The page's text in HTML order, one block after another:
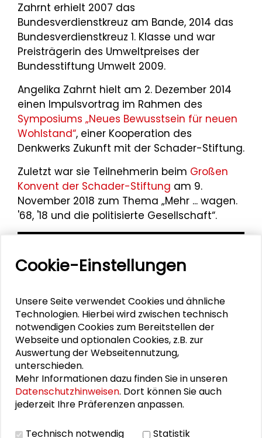
Zahrnt erhielt 2007 das
Bundesverdienstkreuz am Bande, 2014 das
Bundesverdienstkreuz 1. Klasse und war
Preisträgerin des Umweltpreises der
Bundesstiftung Umwelt 2009.
Angelika Zahrnt hielt am 2. Dezember 2014
einen Impulsvortrag im Rahmen des
Symposiums „Neues Bewusstsein für neuen
Wohlstand“, einer Kooperation des
Denkwerks Zukunft mit der Schader-Stiftung.
Zuletzt war sie Teilnehmerin beim Großen
Konvent der Schader-Stiftung am 9.
November 2018 zum Thema „Mehr ... wagen.
'68, '18 und die politisierte Gesellschaft“.
Personen im Kontext
Cookie-Einstellungen
Unsere Seite verwendet Cookies und ähnliche
Technologien. Hierbei wird zwischen technisch
notwendigen Cookies zum Bereitstellen der
Webseite und optionalen Cookies, z.B. zur
Auswertung der Webseitennutzung,
unterschieden.
Mehr Informationen dazu finden Sie in unseren
Datenschutzhinweisen. Dort können Sie auch
jederzeit Ihre Präferenzen anpassen.
Technisch notwendig Statistik